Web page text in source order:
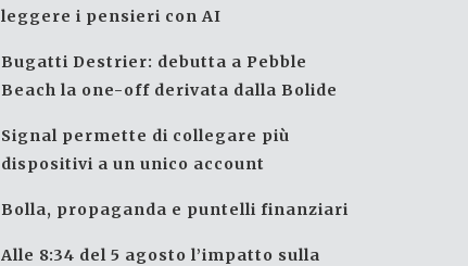
leggere i pensieri con AI
Bugatti Destrier: debutta a Pebble
Beach la one-off derivata dalla Bolide
Signal permette di collegare più
dispositivi a un unico account
Bolla, propaganda e puntelli finanziari
Alle 8:34 del 5 agosto l’impatto sulla